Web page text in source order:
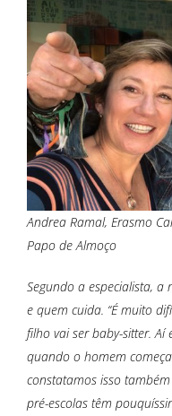
Andrea Ramal, Erasmo
Papo de Almoço
Segundo a especialista,
e quem cuida. “É muito
filho vai ser baby-sitter.
quando o homem
constatamos isso
pré-escolas têm